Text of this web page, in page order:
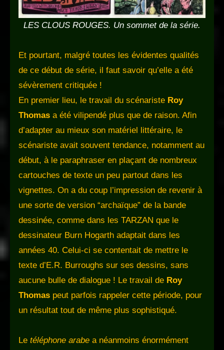
LES CLOUS ROUGES. Un sommet de la série.
Et pourtant, malgré toutes les évidentes qualités
de ce début de série, il faut savoir qu’elle a été
sévèrement critiquée !
En premier lieu, le travail du scénariste Roy
Thomas a été vilipendé plus que de raison. Afin
d’adapter au mieux son matériel littéraire, le
scénariste avait souvent tendance, notamment au
début, à le paraphraser en plaçant de nombreux
cartouches de texte un peu partout dans les
vignettes. On a du coup l’impression de revenir à
une sorte de version “archaïque” de la bande
dessinée, comme dans les TARZAN que le
dessinateur Burn Hogarth adaptait dans les
années 40. Celui-ci se contentait de mettre le
texte d’E.R. Burroughs sur ses dessins, sans
aucune bulle de dialogue ! Le travail de Roy
Thomas peut parfois rappeler cette période, pour
un résultat tout de même plus sophistiqué.
Le téléphone arabe a néanmoins énormément